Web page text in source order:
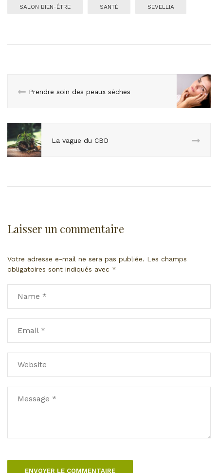
SALON BIEN-ÊTRE SANTÉ SEVELLIA
Prendre soin des peaux sèches
La vague du CBD
Laisser un commentaire
Votre adresse e-mail ne sera pas publiée. Les champs
obligatoires sont indiqués avec *